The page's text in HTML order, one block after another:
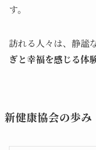
す。
訪れる人々は、静謐
ぎと幸福を感じる体
新健康協会の歩み